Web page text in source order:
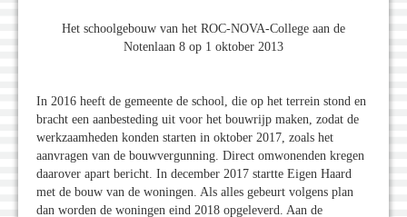
Het schoolgebouw van het ROC-NOVA-College aan de
Notenlaan 8 op 1 oktober 2013
In 2016 heeft de gemeente de school, die op het terrein stond en
bracht een aanbesteding uit voor het bouwrijp maken, zodat de
werkzaamheden konden starten in oktober 2017, zoals het
aanvragen van de bouwvergunning. Direct omwonenden kregen
daarover apart bericht. In december 2017 startte Eigen Haard
met de bouw van de woningen. Als alles gebeurt volgens plan
dan worden de woningen eind 2018 opgeleverd. Aan de